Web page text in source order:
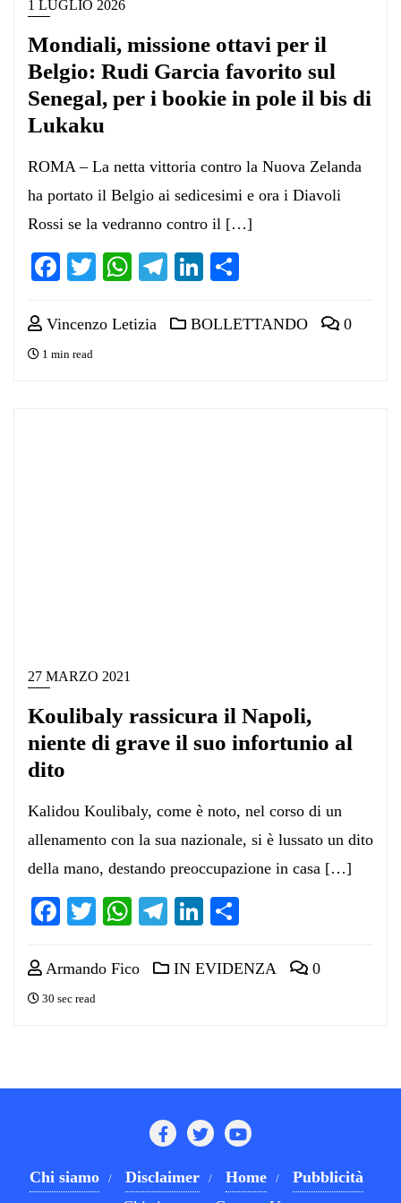
1 LUGLIO 2026
Mondiali, missione ottavi per il
Belgio: Rudi Garcia favorito sul
Senegal, per i bookie in pole il bis di
Lukaku
ROMA – La netta vittoria contro la Nuova Zelanda
ha portato il Belgio ai sedicesimi e ora i Diavoli
Rossi se la vedranno contro il […]
Facebook
TwitterWhatsApp
Telegram
LinkedIn
Vincenzo Letizia BOLLETTANDO 0
1 min read
27 MARZO 2021
Koulibaly rassicura il Napoli,
niente di grave il suo infortunio al
dito
Kalidou Koulibaly, come è noto, nel corso di un
allenamento con la sua nazionale, si è lussato un dito
della mano, destando preoccupazione in casa […]
Facebook
TwitterWhatsApp
Telegram
LinkedIn
Armando Fico IN EVIDENZA 0
30 sec read
Chi siamo Disclaimer Home
Pubblicità